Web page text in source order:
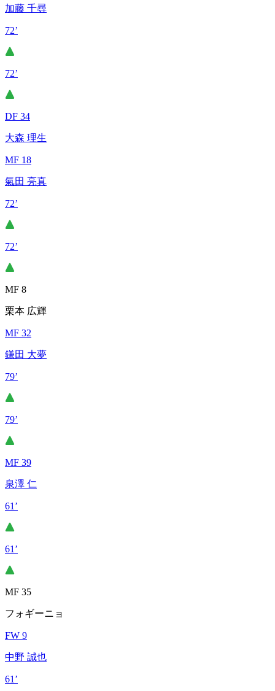
加藤 千尋
72’
72’
DF 34
大森 理生
MF 18
氣田 亮真
72’
72’
MF 8
栗本 広輝
MF 32
鎌田 大夢
79’
79’
MF 39
泉澤 仁
61’
61’
MF 35
フォギーニョ
FW 9
中野 誠也
61’